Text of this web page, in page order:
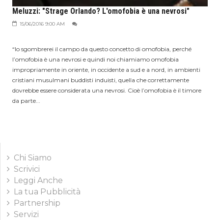
Meluzzi: "Strage Orlando? L'omofobia è una nevrosi"
15/06/2016 9:00 AM
“Io sgombrerei il campo da questo concetto di omofobia, perché
l’omofobia è una nevrosi e quindi noi chiamiamo omofobia
impropriamente in oriente, in occidente a sud e a nord, in ambienti
cristiani musulmani buddisti induisti, quella che correttamente
dovrebbe essere considerata una nevrosi. Cioè l’omofobia è il timore
da parte...
Chi Siamo
Scrivici
Leggi Anche
La tua Pubblicità
Partnership
Servizi